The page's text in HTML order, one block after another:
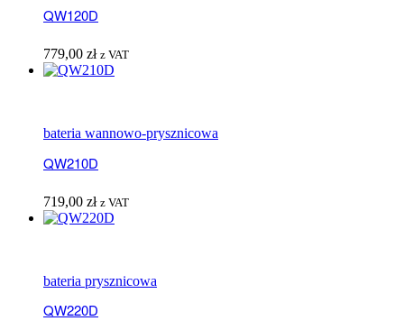
QW120D
779,00 zł z VAT
bateria wannowo-prysznicowa
QW210D
719,00 zł z VAT
bateria prysznicowa
QW220D